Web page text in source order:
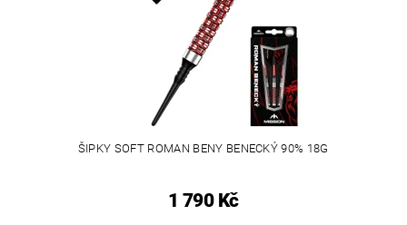
ŠIPKY SOFT ROMAN BENY BENECKÝ 90% 18G
1 790 Kč